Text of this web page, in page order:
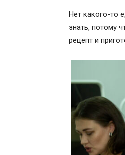
Нет какого-то
знать, потому
рецепт и